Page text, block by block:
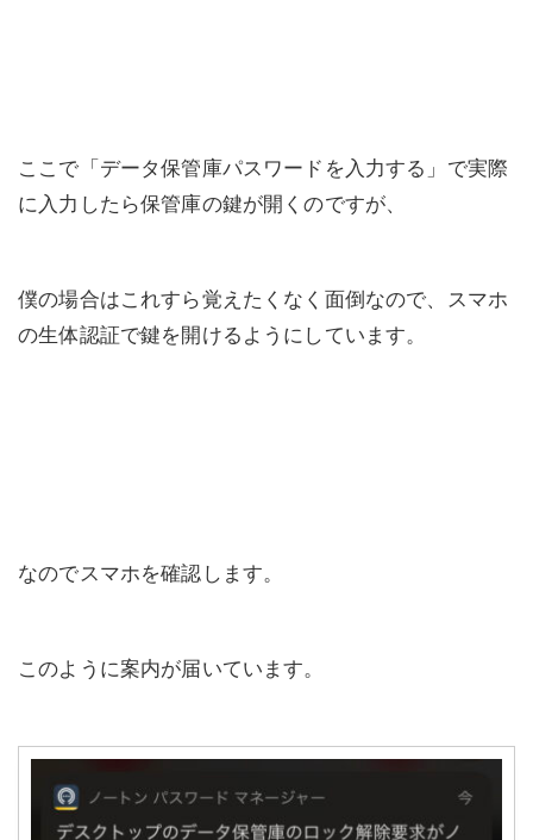
ここで「データ保管庫パスワードを入力する」で実際
に入力したら保管庫の鍵が開くのですが、
僕の場合はこれすら覚えたくなく面倒なので、スマホ
の生体認証で鍵を開けるようにしています。
なのでスマホを確認します。
このように案内が届いています。